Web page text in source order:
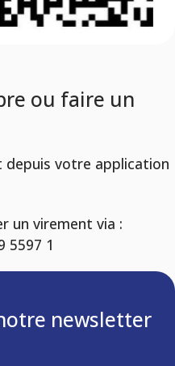
ou faire un
depuis votre application
un virement via :
5597 1
newsletter